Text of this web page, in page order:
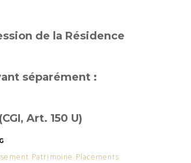
de la Résidence
séparément :
Art. 150 U)
Patrimoine Placements